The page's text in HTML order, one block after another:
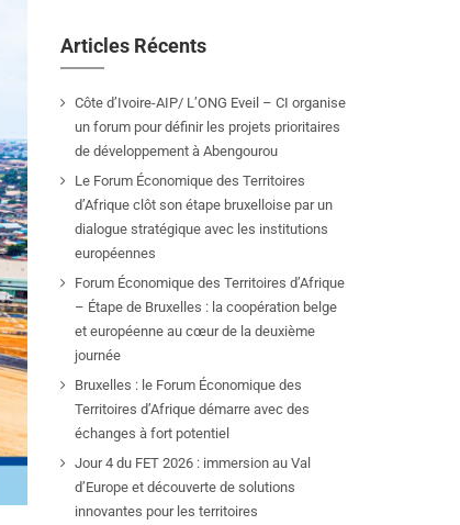
Articles Récents
Côte d’Ivoire-AIP/ L’ONG Eveil – CI organise
un forum pour définir les projets prioritaires
de développement à Abengourou
Le Forum Économique des Territoires
d’Afrique clôt son étape bruxelloise par un
dialogue stratégique avec les institutions
européennes
Forum Économique des Territoires d’Afrique
– Étape de Bruxelles : la coopération belge
et européenne au cœur de la deuxième
journée
Bruxelles : le Forum Économique des
Territoires d’Afrique démarre avec des
échanges à fort potentiel
Jour 4 du FET 2026 : immersion au Val
d’Europe et découverte de solutions
innovantes pour les territoires